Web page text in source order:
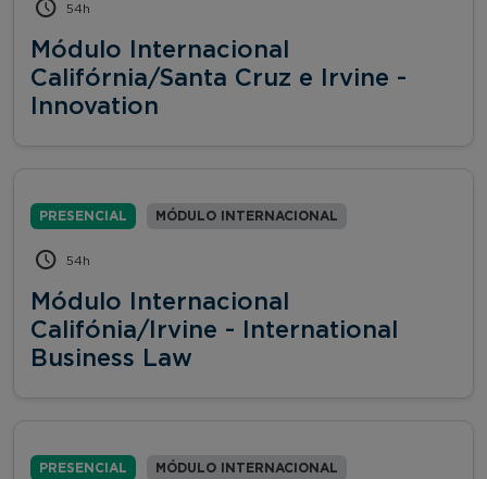
54h
Módulo Internacional
Califórnia/Santa Cruz e Irvine -
Innovation
PRESENCIAL MÓDULO INTERNACIONAL
54h
Módulo Internacional
Califónia/Irvine - International
Business Law
PRESENCIAL MÓDULO INTERNACIONAL